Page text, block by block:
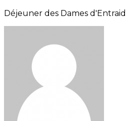
Déjeuner des Dames